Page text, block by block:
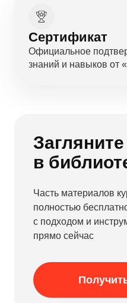
Сертификат
Официальное
знаний и навыков от
Загляните
в
Часть материалов
полностью
с подходом и
прямо сейчас